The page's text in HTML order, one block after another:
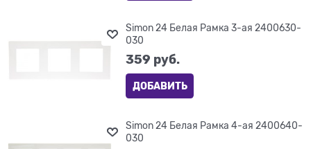
Simon 24 Белая Рамка 3-ая 2400630-
030
359 руб.
ДОБАВИТЬ
Simon 24 Белая Рамка 4-ая 2400640-
030